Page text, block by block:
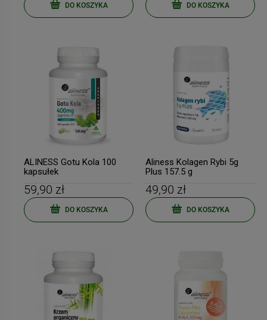
DO KOSZYKA DO KOSZYKA
ALINESS Gotu Kola 100
kapsułek
59,90 zł
DO KOSZYKA
Aliness Kolagen Rybi 5g
Plus 157.5 g
49,90 zł
DO KOSZYKA